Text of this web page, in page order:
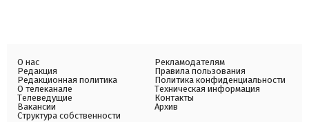
О нас
Редакция
Редакционная политика
О телеканале
Телеведущие
Вакансии
Структура собственности
Рекламодателям
Правила пользования
Политика конфиденциальности
Техническая информация
Контакты
Архив